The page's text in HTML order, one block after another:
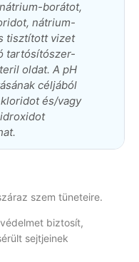
borátot,
nátrium-
tisztított vizet
tartósítószer-
oldat. A pH
céljából
és/vagy
szem tüneteire.
biztosít,
sejtjeinek